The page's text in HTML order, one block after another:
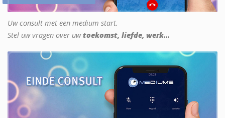
Uw consult met een medium start.
Stel uw vragen over uwtoekomst, liefde, werk...